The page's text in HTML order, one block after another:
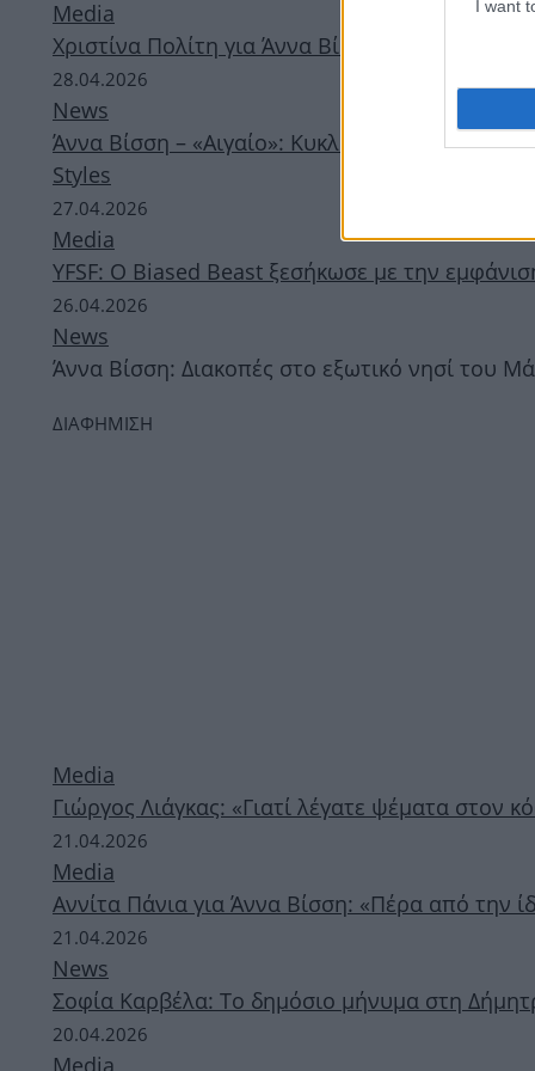
I want
Media
Χριστίνα Πολίτη για Άννα Βίσση: «Δεν έχει
28.04.2026
News
Άννα Βίσση – «Αιγαίο»: Κυκλοφόρησε το
Styles
27.04.2026
Media
YFSF: Ο Biased Beast ξεσήκωσε με την
26.04.2026
News
Άννα Βίσση: Διακοπές στο εξωτικό νησί του
ΔΙΑΦΗΜΙΣΗ
Media
Γιώργος Λιάγκας: «Γιατί λέγατε ψέματα στον
21.04.2026
Media
Αννίτα Πάνια για Άννα Βίσση: «Πέρα από την
21.04.2026
News
Σοφία Καρβέλα: Το δημόσιο μήνυμα στη
20.04.2026
Media